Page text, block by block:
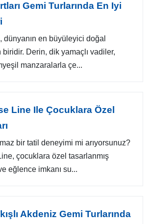
Gemi Turlarında En Iyi
dünyanın en büyüleyici doğal
Derin, dik yamaçlı vadiler,
manzaralarla çe...
Line Ile Çocuklara Özel
bir tatil deneyimi mi arıyorsunuz?
çocuklara özel tasarlanmış
eğlence imkanı su...
Akdeniz Gemi Turlarında